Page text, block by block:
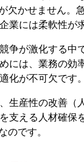
欠かせません。
業には柔軟性が
争が激化する中
には、業務の効
化が不可欠です。
生産性の改善（
支える人材確保
のです。